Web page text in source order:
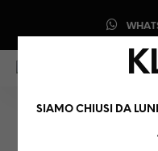
0
SIAMO CHIUSI DA